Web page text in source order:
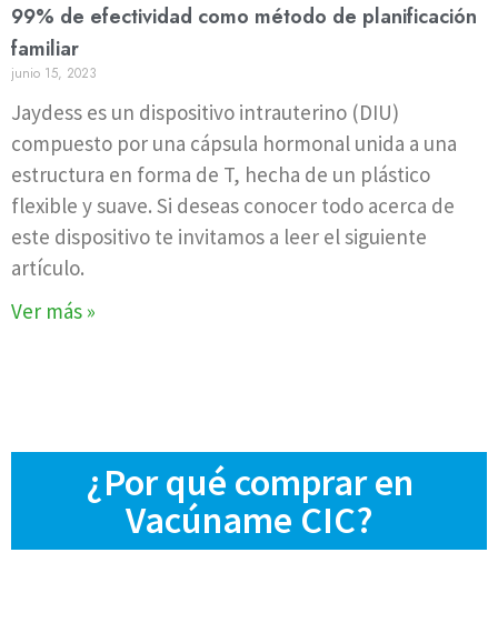
99% de efectividad como método de planificación
familiar
junio 15, 2023
Jaydess es un dispositivo intrauterino (DIU)
compuesto por una cápsula hormonal unida a una
estructura en forma de T, hecha de un plástico
flexible y suave. Si deseas conocer todo acerca de
este dispositivo te invitamos a leer el siguiente
artículo.
Ver más »
¿Por qué comprar en
Vacúname CIC?